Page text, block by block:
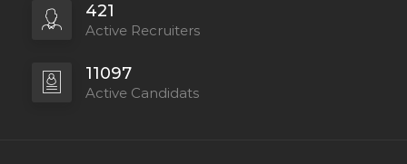
421
Active Recruiters
11097
Active Candidats